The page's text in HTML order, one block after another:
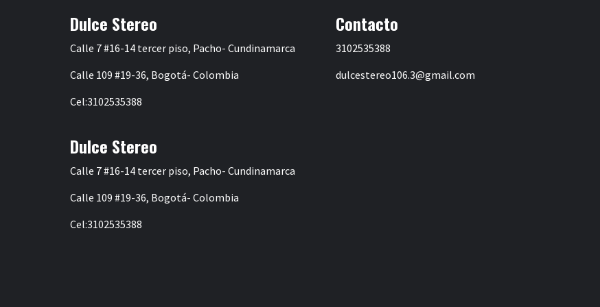
Dulce Stereo
Calle 7 #16-14 tercer piso, Pacho- Cundinamarca
Calle 109 #19-36, Bogotá- Colombia
Cel:3102535388
Dulce Stereo
Calle 7 #16-14 tercer piso, Pacho- Cundinamarca
Calle 109 #19-36, Bogotá- Colombia
Cel:3102535388
Contacto
3102535388
dulcestereo106.3@gmail.com